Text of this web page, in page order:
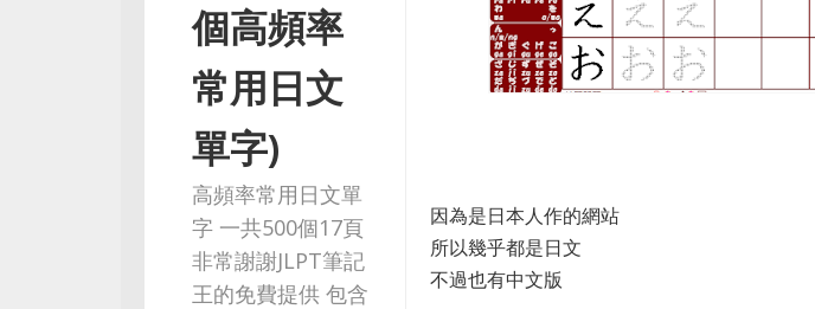
個高頻率
常用日文
單字)
高頻率常用日文單
字 一共500個17頁
非常謝謝JLPT筆記
王的免費提供 包含
因為是日本人作的網站
所以幾乎都是日文
不過也有中文版